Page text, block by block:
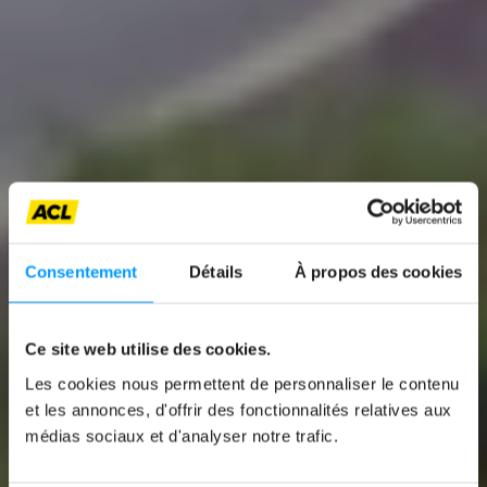
Consentement Détails À propos des cookies
Ce site web utilise des cookies.
Les cookies nous permettent de personnaliser le contenu
et les annonces, d'offrir des fonctionnalités relatives aux
médias sociaux et d'analyser notre trafic.
News
IM SOMMER
UNTERWEGS? SO